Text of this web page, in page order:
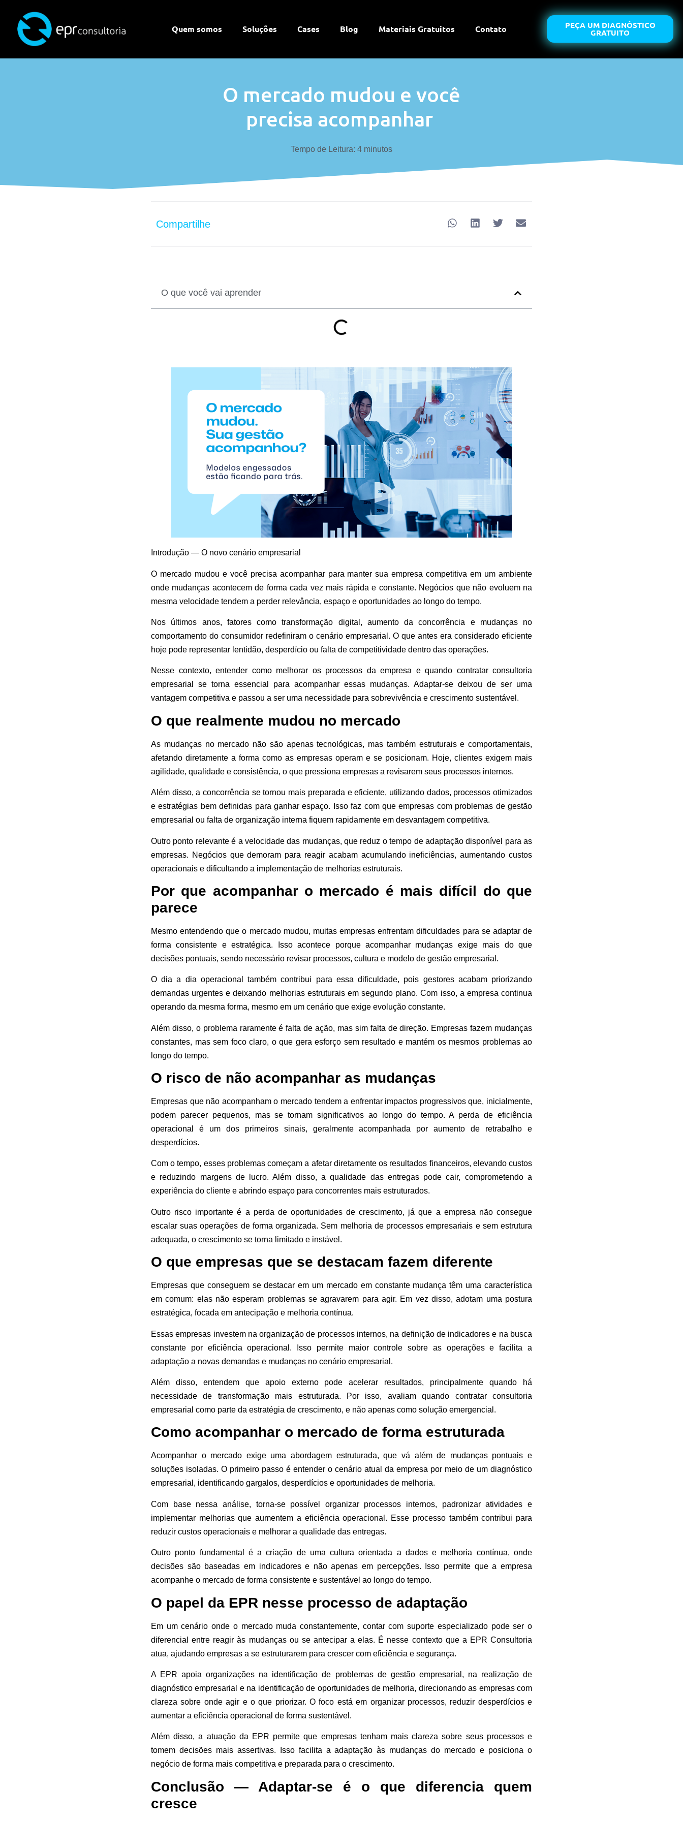
Quem somos Soluções Cases Blog Materiais Gratuitos Contato PEÇA UM DIAGNÓSTICO
GRATUITO
O mercado mudou e você
precisa acompanhar
Tempo de Leitura: 4 minutos
Compartilhe
O que você vai aprender
Introdução — O novo cenário empresarial
O mercado mudou e você precisa acompanharpara manter sua empresa competitiva em um ambiente
onde mudanças acontecem de forma cada vez mais rápida e constante. Negócios que não evoluem na
mesma velocidade tendem a perder relevância, espaço e oportunidades ao longo do tempo.
Nos últimos anos, fatores como transformação digital, aumento da concorrência e mudanças no
comportamento do consumidor redefiniram o cenário empresarial. O que antes era considerado eficiente
hoje pode representar lentidão, desperdício ou falta de competitividade dentro das operações.
Nesse contexto, entender como melhorar os processos da empresa e quando contratar consultoria
empresarial se torna essencial para acompanhar essas mudanças. Adaptar-se deixou de ser uma
vantagem competitiva e passou a ser uma necessidade para sobrevivência e crescimento sustentável.
O que realmente mudou no mercado
As mudanças no mercado não são apenas tecnológicas, mas também estruturais e comportamentais,
afetando diretamente a forma como as empresas operam e se posicionam. Hoje, clientes exigem mais
agilidade, qualidade e consistência, o que pressiona empresas a revisarem seus processos internos.
Além disso, a concorrência se tornou mais preparada e eficiente, utilizando dados, processos otimizados
e estratégias bem definidas para ganhar espaço. Isso faz com que empresas com problemas de gestão
empresarial ou falta de organização interna fiquem rapidamente em desvantagem competitiva.
Outro ponto relevante é a velocidade das mudanças, que reduz o tempo de adaptação disponível para as
empresas. Negócios que demoram para reagir acabam acumulando ineficiências, aumentando custos
operacionais e dificultando a implementação de melhorias estruturais.
Por que acompanhar o mercado é mais difícil do que
parece
Mesmo entendendo que o mercado mudou, muitas empresas enfrentam dificuldades para se adaptar de
forma consistente e estratégica. Isso acontece porque acompanhar mudanças exige mais do que
decisões pontuais, sendo necessário revisar processos, cultura e modelo de gestão empresarial.
O dia a dia operacional também contribui para essa dificuldade, pois gestores acabam priorizando
demandas urgentes e deixando melhorias estruturais em segundo plano. Com isso, a empresa continua
operando da mesma forma, mesmo em um cenário que exige evolução constante.
Além disso, o problema raramente é falta de ação, mas sim falta de direção. Empresas fazem mudanças
constantes, mas sem foco claro, o que gera esforço sem resultado e mantém os mesmos problemas ao
longo do tempo.
O risco de não acompanhar as mudanças
Empresas que não acompanham o mercado tendem a enfrentar impactos progressivos que, inicialmente,
podem parecer pequenos, mas se tornam significativos ao longo do tempo. A perda de eficiência
operacional é um dos primeiros sinais, geralmente acompanhada por aumento de retrabalho e
desperdícios.
Com o tempo, esses problemas começam a afetar diretamente os resultados financeiros, elevando custos
e reduzindo margens de lucro. Além disso, a qualidade das entregas pode cair, comprometendo a
experiência do cliente e abrindo espaço para concorrentes mais estruturados.
Outro risco importante é a perda de oportunidades de crescimento, já que a empresa não consegue
escalar suas operações de forma organizada. Sem melhoria de processos empresariais e sem estrutura
adequada, o crescimento se torna limitado e instável.
O que empresas que se destacam fazem diferente
Empresas que conseguem se destacar em um mercado em constante mudança têm uma característica
em comum: elas não esperam problemas se agravarem para agir. Em vez disso, adotam uma postura
estratégica, focada em antecipação e melhoria contínua.
Essas empresas investem na organização de processos internos, na definição de indicadores e na busca
constante por eficiência operacional. Isso permite maior controle sobre as operações e facilita a
adaptação a novas demandas e mudanças no cenário empresarial.
Além disso, entendem que apoio externo pode acelerar resultados, principalmente quando há
necessidade de transformação mais estruturada. Por isso, avaliam quando contratar consultoria
empresarial como parte da estratégia de crescimento, e não apenas como solução emergencial.
Como acompanhar o mercado de forma estruturada
Acompanhar o mercado exige uma abordagem estruturada, que vá além de mudanças pontuais e
soluções isoladas. O primeiro passo é entender o cenário atual da empresa por meio de um diagnóstico
empresarial, identificando gargalos, desperdícios e oportunidades de melhoria.
Com base nessa análise, torna-se possível organizar processos internos, padronizar atividades e
implementar melhorias que aumentem a eficiência operacional. Esse processo também contribui para
reduzir custos operacionais e melhorar a qualidade das entregas.
Outro ponto fundamental é a criação de uma cultura orientada a dados e melhoria contínua, onde
decisões são baseadas em indicadores e não apenas em percepções. Isso permite que a empresa
acompanhe o mercado de forma consistente e sustentável ao longo do tempo.
O papel da EPR nesse processo de adaptação
Em um cenário onde o mercado muda constantemente, contar com suporte especializado pode ser o
diferencial entre reagir às mudanças ou se antecipar a elas. É nesse contexto que a EPR Consultoria
atua, ajudando empresas a se estruturarem para crescer com eficiência e segurança.
A EPR apoia organizações na identificação de problemas de gestão empresarial, na realização de
diagnóstico empresarial e na identificação de oportunidades de melhoria, direcionando as empresas com
clareza sobre onde agir e o que priorizar. O foco está em organizar processos, reduzir desperdícios e
aumentar a eficiência operacional de forma sustentável.
Além disso, a atuação da EPR permite que empresas tenham mais clareza sobre seus processos e
tomem decisões mais assertivas. Isso facilita a adaptação às mudanças do mercado e posiciona o
negócio de forma mais competitiva e preparada para o crescimento.
Conclusão — Adaptar-se é o que diferencia quem
cresce